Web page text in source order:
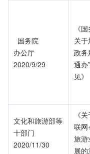
  国务院
办公厅
2020/9/29
《
关
政务
通办
见》
文化和旅游部等
十部门
2020/11/30
《
联网
旅游
展的